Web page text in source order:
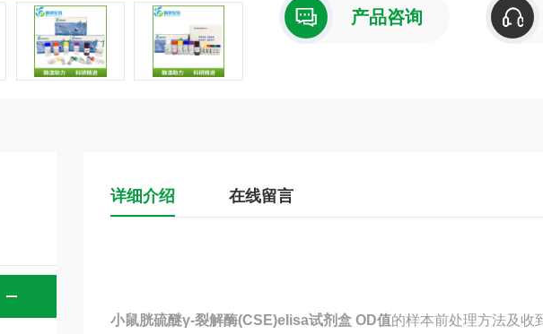
产品咨询
详细介绍 在线留言
小鼠胱硫醚γ-裂解酶(CSE)elisa试剂盒 OD值的样本前处理方法及收